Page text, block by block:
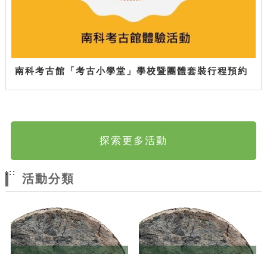
南科考古館「考古小學堂」學校暨團體套裝行程預約
探索更多活動
:::
活動分類